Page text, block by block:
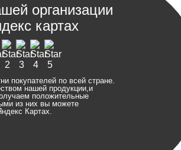
организации
картах
покупателей по всей стране.
нашей продукции,и
положительные
из них вы можете
Картах.